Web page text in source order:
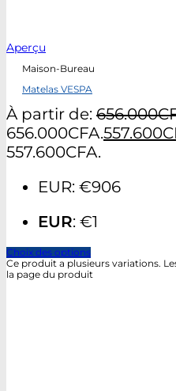
Aperçu
Maison-Bureau
Matelas VESPA
À partir de: 656.000
656.000CFA.557.600
557.600CFA.
EUR: €906
EUR: €1
Choix des options
Ce produit a plusieurs variations.
la page du produit